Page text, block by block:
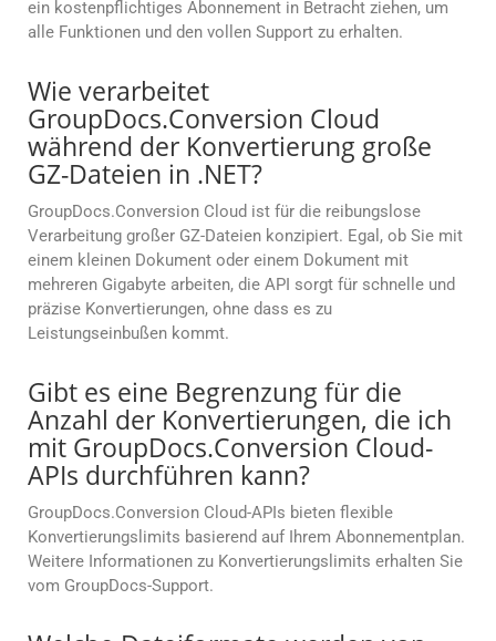
ein kostenpflichtiges Abonnement in Betracht ziehen, um
alle Funktionen und den vollen Support zu erhalten.
Wie verarbeitet
GroupDocs.Conversion Cloud
während der Konvertierung große
GZ-Dateien in .NET?
GroupDocs.Conversion Cloud ist für die reibungslose
Verarbeitung großer GZ-Dateien konzipiert. Egal, ob Sie mit
einem kleinen Dokument oder einem Dokument mit
mehreren Gigabyte arbeiten, die API sorgt für schnelle und
präzise Konvertierungen, ohne dass es zu
Leistungseinbußen kommt.
Gibt es eine Begrenzung für die
Anzahl der Konvertierungen, die ich
mit GroupDocs.Conversion Cloud-
APIs durchführen kann?
GroupDocs.Conversion Cloud-APIs bieten flexible
Konvertierungslimits basierend auf Ihrem Abonnementplan.
Weitere Informationen zu Konvertierungslimits erhalten Sie
vom GroupDocs-Support.